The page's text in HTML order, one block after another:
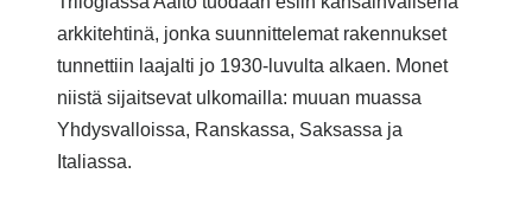
arkkitehtinä, jonka suunnittelemat rakennukset
tunnettiin laajalti jo 1930-luvulta alkaen. Monet
niistä sijaitsevat ulkomailla: muuan muassa
Yhdysvalloissa, Ranskassa, Saksassa ja
Italiassa.